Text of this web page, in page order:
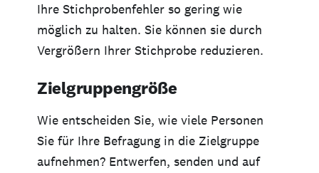
Ihre Stichprobenfehler so gering wie
möglich zu halten. Sie können sie durch
Vergrößern Ihrer Stichprobe reduzieren.
Zielgruppengröße
Wie entscheiden Sie, wie viele Personen
Sie für Ihre Befragung in die Zielgruppe
aufnehmen? Entwerfen, senden und auf